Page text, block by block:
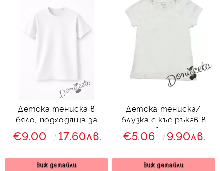
Детска тениска в
бяло, подходяща за
момче или момиче и за
ученическа униформа
€9.00 17.60лв.
Виж детайли
Детска тениска/
блузка с къс ръкав в
бяло
€5.06 9.90лв.
Виж детайли